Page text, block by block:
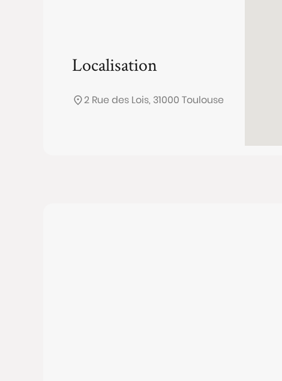
Localisation
2 Rue des Lois, 31000 Toulouse